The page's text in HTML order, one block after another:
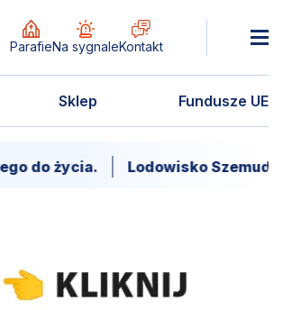
ParafieNa sygnaleKontakt
Sklep Fundusze UE
Lodowisko Szemud. Godziny